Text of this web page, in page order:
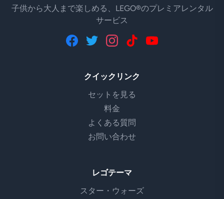
子供から大人まで楽しめる、LEGO®のプレミアレンタル
サービス
クイックリンク
セットを見る
料金
よくある質問
お問い合わせ
レゴテーマ
スター・ウォーズ